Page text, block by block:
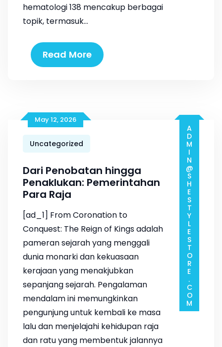
hematologi 138 mencakup berbagai
topik, termasuk…
Read More
May 12, 2026
Uncategorized
Dari Penobatan hingga
Penaklukan: Pemerintahan
Para Raja
[ad_1] From Coronation to
Conquest: The Reign of Kings adalah
pameran sejarah yang menggali
dunia monarki dan kekuasaan
kerajaan yang menakjubkan
sepanjang sejarah. Pengalaman
mendalam ini memungkinkan
pengunjung untuk kembali ke masa
lalu dan menjelajahi kehidupan raja
dan ratu yang membentuk jalannya
ADMIN@SHESTYLESTORE.COM